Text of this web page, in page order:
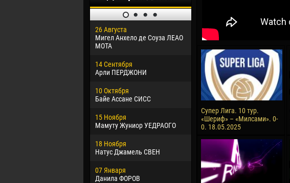
26 Августа
Мигел Анхело де Соуза ЛЕАО
МОТА
14 Сентября
Арли ПЕРДЖОНИ
10 Октября
Байе Ассане СИСС
15 Ноября
Мамуту Жуниор УЕДРАОГО
18 Ноября
Натус Джамель СВЕН
07 Января
Данила ФОРОВ
30 Января
Дорасо Морео КЛАС
24 Февраля
Владислав КОСТИН
02 Марта
Вячеслав КОЗМА
09 Марта
Эммануэль АФЕТСЕ
Хайдер Морено АСПРИЛЬЯ
22 Марта
Самба КОНЕ
Супер Лига. 10 тур.
«Шериф» – «Милсами». 0-
0. 18.05.2025